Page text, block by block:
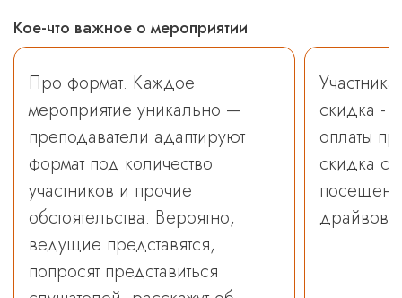
Кое-что важное о мероприятии
Про формат. Каждое
мероприятие уникально —
преподаватели адаптируют
формат под количество
участников и прочие
обстоятельства. Вероятно,
ведущие представятся,
попросят представиться
скидка -
оплаты
скидка
драйвов